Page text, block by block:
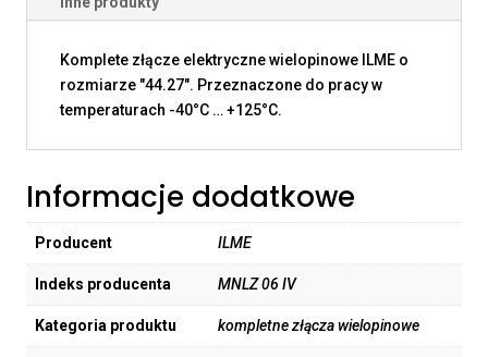
Komplete złącze elektryczne wielopinowe ILME o
rozmiarze "44.27". Przeznaczone do pracy w
temperaturach -40°C … +125°C.
Informacje dodatkowe
Producent ILME
Indeks producenta MNLZ 06 IV
Kategoria produktu kompletne złącza wielopinowe